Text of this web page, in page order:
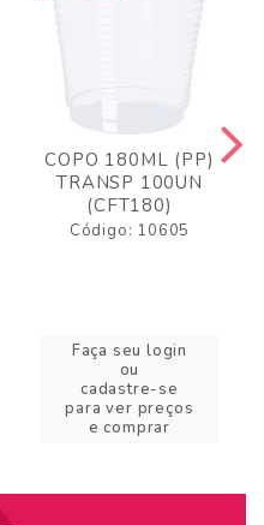
COPO 180ML (PP)
TRANSP 100UN
(CFT180)
Código: 10605
Faça seu login
ou
cadastre-se
para ver preços
e comprar